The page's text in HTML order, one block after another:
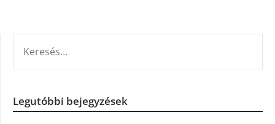
Legutóbbi bejegyzések